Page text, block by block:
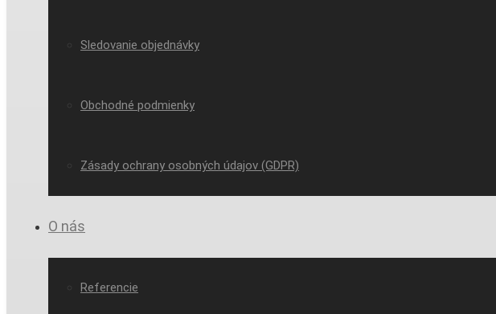
Sledovanie objednávky
Obchodné podmienky
Zásady ochrany osobných údajov (GDPR)
O nás
Referencie